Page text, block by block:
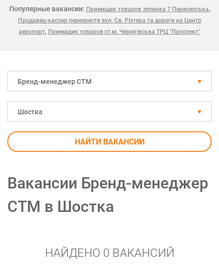
Популярные вакансии: Приемщик товаров зупинка 7 Пересипська,
Продавец-кассир перехрестя вул. Св. Ріхтера та дороги на Центр
аеропорт, Приемщик товаров ст.м. Чернігівська ТРЦ "Проспект"
Бренд-менеджер СТМ
Шостка
НАЙТИ ВАКАНСИИ
Вакансии Бренд-менеджер
СТМ в Шостка
НАЙДЕНО 0 ВАКАНСИЙ